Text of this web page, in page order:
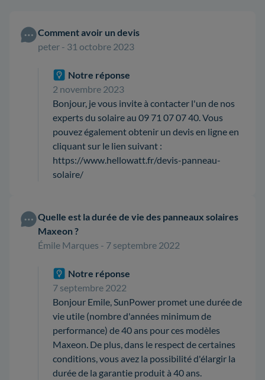
Comment avoir un devis
peter - 31 octobre 2023
Notre réponse
2 novembre 2023
Bonjour, je vous invite à contacter l'un de nos
experts du solaire au 09 71 07 07 40. Vous
pouvez également obtenir un devis en ligne en
cliquant sur le lien suivant :
https://www.hellowatt.fr/devis-panneau-
solaire/
Quelle est la durée de vie des panneaux solaires
Maxeon ?
Émile Marques - 7 septembre 2022
Notre réponse
7 septembre 2022
Bonjour Emile, SunPower promet une durée de
vie utile (nombre d'années minimum de
performance) de 40 ans pour ces modèles
Maxeon. De plus, dans le respect de certaines
conditions, vous avez la possibilité d'élargir la
durée de la garantie produit à 40 ans.